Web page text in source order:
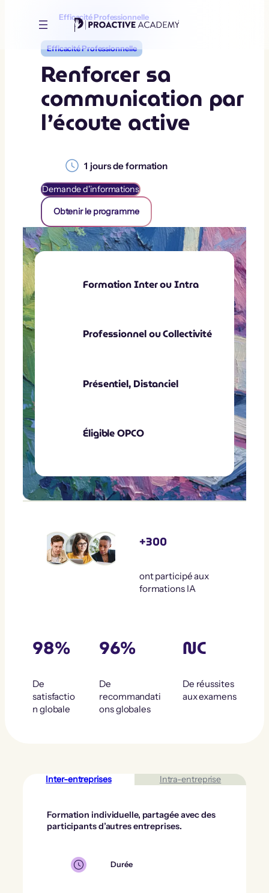
Efficacité Professionnelle
Efficacité Professionnelle
Renforcer sa
communication par
l’écoute active
1 jours de formation
Demande d'informations
Obtenir le programme
Formation Inter ou Intra
Professionnel ou Collectivité
Présentiel, Distanciel
Éligible OPCO
+300
ont participé aux
formations IA
98%
De
satisfactio
n globale
96%
De
recommandati
ons globales
NC
De réussites
aux examens
Inter-entreprises Intra-entreprise
Formation individuelle, partagée avec des
participants d’autres entreprises.
Durée